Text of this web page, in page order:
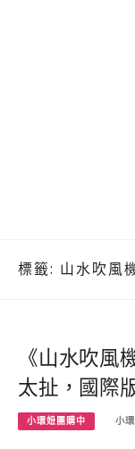
標籤: 山水吹風
《山水吹風
太扯，國際
小環妞團購中 小環